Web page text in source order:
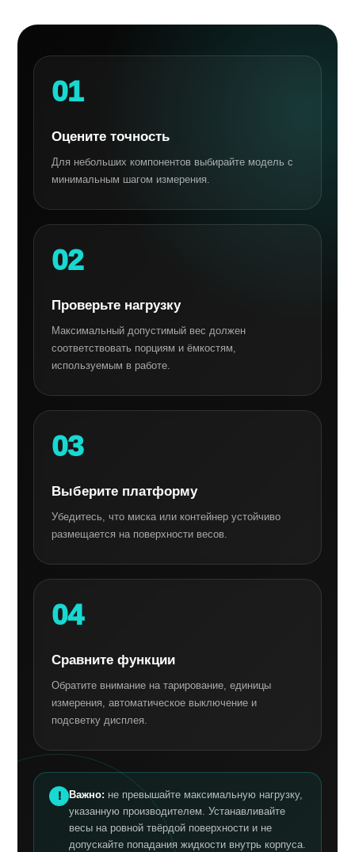
01
Оцените точность
Для небольших компонентов выбирайте модель с
минимальным шагом измерения.
02
Проверьте нагрузку
Максимальный допустимый вес должен
соответствовать порциям и ёмкостям,
используемым в работе.
03
Выберите платформу
Убедитесь, что миска или контейнер устойчиво
размещается на поверхности весов.
04
Сравните функции
Обратите внимание на тарирование, единицы
измерения, автоматическое выключение и
подсветку дисплея.
Важно: не превышайте максимальную нагрузку,
указанную производителем. Устанавливайте
весы на ровной твёрдой поверхности и не
допускайте попадания жидкости внутрь корпуса.